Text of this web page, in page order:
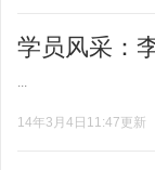
学员风采：
...
14年3月4日11:47更新